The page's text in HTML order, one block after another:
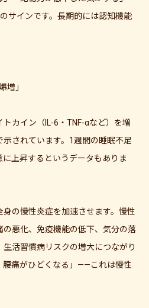
サインです。長期的には認知機能
増」
カイン（IL-6・TNF-αなど）を増
されています。1週間の睡眠不足
上昇するというデータもありま
の慢性炎症を加速させます。慢性
悪化、免疫機能の低下、気分の落
活習慣病リスクの増大につながり
腰痛がひどくなる」——これは慢性